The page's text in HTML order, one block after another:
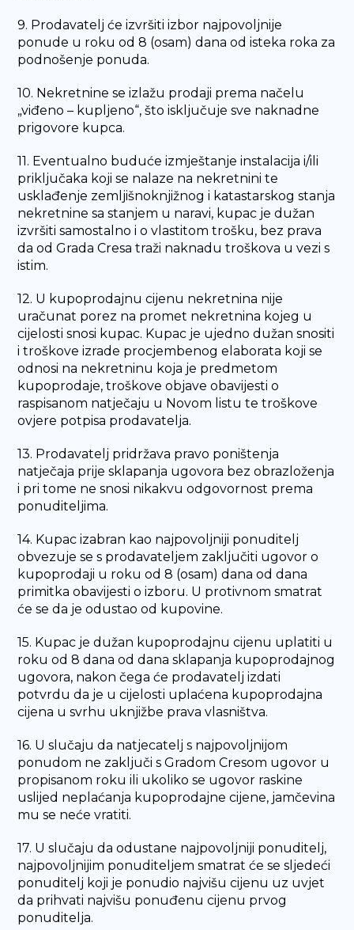
9. Prodavatelj će izvršiti izbor najpovoljnije
ponude u roku od 8 (osam) dana od isteka roka za
podnošenje ponuda.
10. Nekretnine se izlažu prodaji prema načelu
„viđeno – kupljeno“, što isključuje sve naknadne
prigovore kupca.
11. Eventualno buduće izmještanje instalacija i/ili
priključaka koji se nalaze na nekretnini te
usklađenje zemljišnoknjižnog i katastarskog stanja
nekretnine sa stanjem u naravi, kupac je dužan
izvršiti samostalno i o vlastitom trošku, bez prava
da od Grada Cresa traži naknadu troškova u vezi s
istim.
12. U kupoprodajnu cijenu nekretnina nije
uračunat porez na promet nekretnina kojeg u
cijelosti snosi kupac. Kupac je ujedno dužan snositi
i troškove izrade procjembenog elaborata koji se
odnosi na nekretninu koja je predmetom
kupoprodaje, troškove objave obavijesti o
raspisanom natječaju u Novom listu te troškove
ovjere potpisa prodavatelja.
13. Prodavatelj pridržava pravo poništenja
natječaja prije sklapanja ugovora bez obrazloženja
i pri tome ne snosi nikakvu odgovornost prema
ponuditeljima.
14. Kupac izabran kao najpovoljniji ponuditelj
obvezuje se s prodavateljem zaključiti ugovor o
kupoprodaji u roku od 8 (osam) dana od dana
primitka obavijesti o izboru. U protivnom smatrat
će se da je odustao od kupovine.
15. Kupac je dužan kupoprodajnu cijenu uplatiti u
roku od 8 dana od dana sklapanja kupoprodajnog
ugovora, nakon čega će prodavatelj izdati
potvrdu da je u cijelosti uplaćena kupoprodajna
cijena u svrhu uknjižbe prava vlasništva.
16. U slučaju da natjecatelj s najpovoljnijom
ponudom ne zaključi s Gradom Cresom ugovor u
propisanom roku ili ukoliko se ugovor raskine
uslijed neplaćanja kupoprodajne cijene, jamčevina
mu se neće vratiti.
17. U slučaju da odustane najpovoljniji ponuditelj,
najpovoljnijim ponuditeljem smatrat će se sljedeći
ponuditelj koji je ponudio najvišu cijenu uz uvjet
da prihvati najvišu ponuđenu cijenu prvog
ponuditelja.